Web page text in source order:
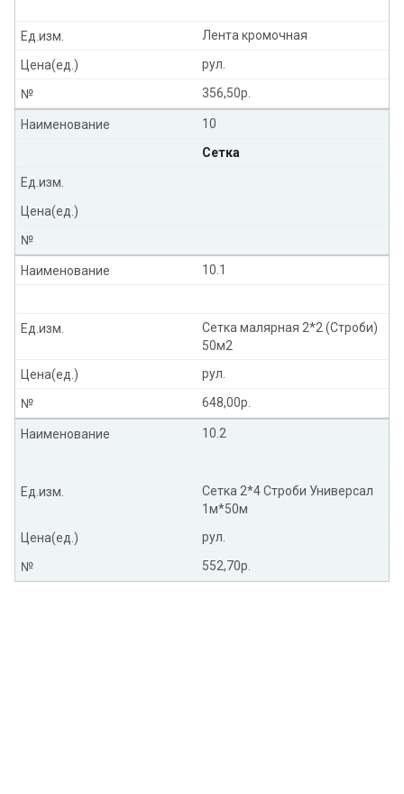
Лента кромочная
Ед.изм.
рул.
Цена(ед.)
356,50р.
№
10
Наименование
Сетка
Ед.изм.
Цена(ед.)
№
10.1
Наименование
Сетка малярная 2*2 (Строби)
50м2
Ед.изм.
рул.
Цена(ед.)
648,00р.
№
10.2
Наименование
Сетка 2*4 Строби Универсал
1м*50м
Ед.изм.
рул.
Цена(ед.)
552,70р.
№